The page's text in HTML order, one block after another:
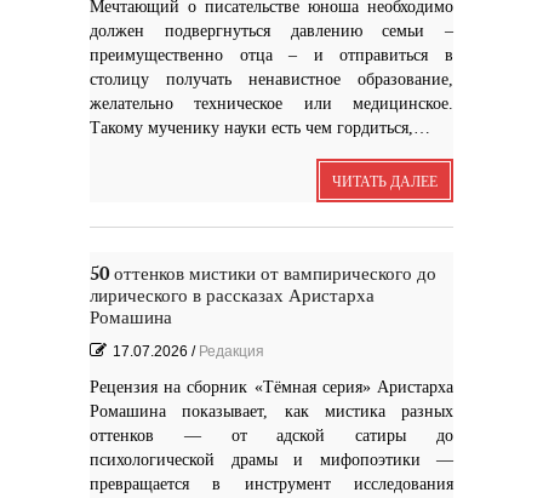
Мечтающий о писательстве юноша необходимо
должен подвергнуться давлению семьи –
преимущественно отца – и отправиться в
столицу получать ненавистное образование,
желательно техническое или медицинское.
Такому мученику науки есть чем гордиться,…
ЧИТАТЬ ДАЛЕЕ
50 оттенков мистики от вампирического до
лирического в рассказах Аристарха
Ромашина
17.07.2026 / Редакция
Рецензия на сборник «Тёмная серия» Аристарха
Ромашина показывает, как мистика разных
оттенков — от адской сатиры до
психологической драмы и мифопоэтики —
превращается в инструмент исследования